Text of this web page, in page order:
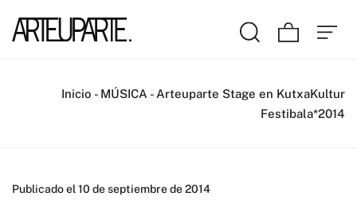
Inicio - MÚSICA - Arteuparte Stage en KutxaKultur
Festibala*2014
Publicado el 10 de septiembre de 2014